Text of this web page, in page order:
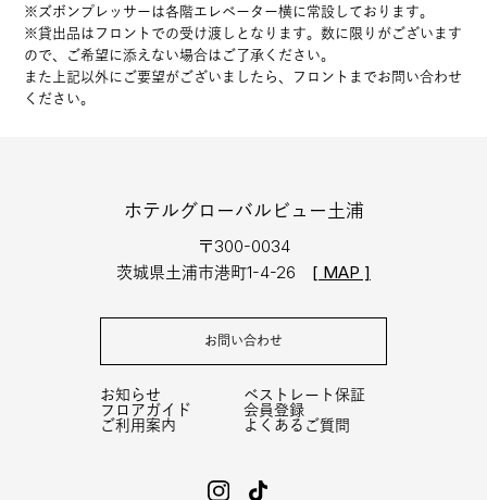
※ズボンプレッサーは各階エレベーター横に常設しております。
※貸出品はフロントでの受け渡しとなります。数に限りがございます
ので、ご希望に添えない場合はご了承ください。
また上記以外にご要望がございましたら、フロントまでお問い合わせ
ください。
ホテルグローバルビュー土浦
〒300-0034
茨城県土浦市港町1-4-26 [ MAP ]
お問い合わせ
お知らせ
フロアガイド
ご利用案内
よくあるご質問
ベストレート保証
会員登録